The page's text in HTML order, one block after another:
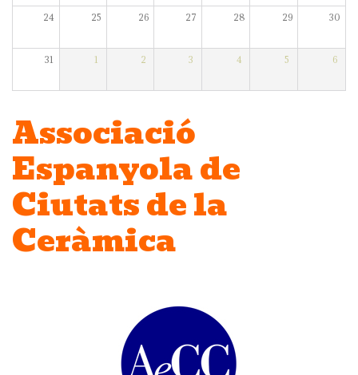
24 25 26 27 28 29 30
31 1 2 3 4 5 6
Associació
Espanyola de
Ciutats de la
Ceràmica